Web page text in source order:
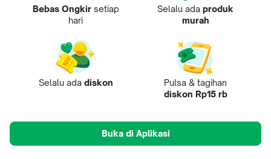
Bebas Ongkir setiap
hari
Selalu ada produk
murah
Selalu ada diskon
Pulsa & tagihan
diskon Rp15 rb
Buka di Aplikasi